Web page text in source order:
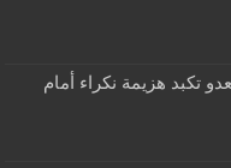
تكبد هزيمة نكراء أمام